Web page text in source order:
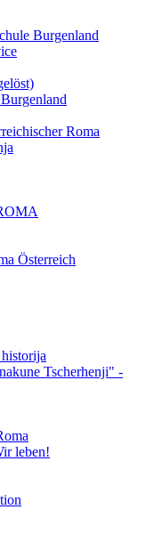
Burgenland
Roma
Österreich
Tscherhenji" -
leben!